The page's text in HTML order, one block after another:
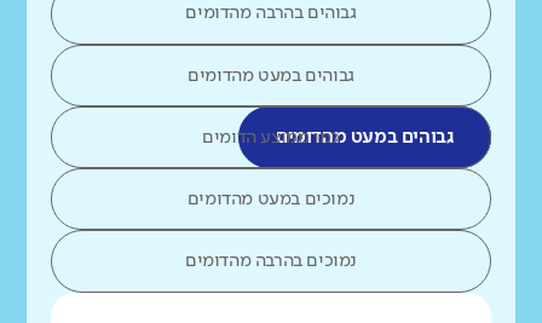
גבוהים בהרבה מהדומים
גבוהים במעט מהדומים
גבוהים במעט מהדומיםכמו ממוצע הדומים
נמוכים במעט מהדומים
נמוכים בהרבה מהדומים